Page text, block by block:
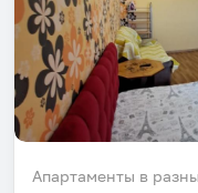
Апартаменты в